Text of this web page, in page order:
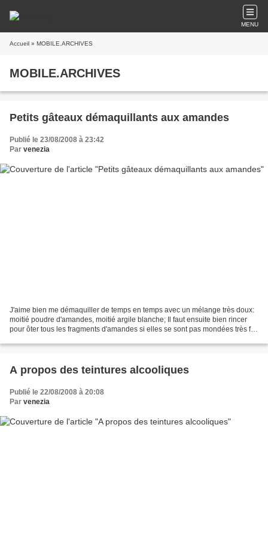
MENU
Accueil » MOBILE.ARCHIVES
MOBILE.ARCHIVES
Petits gâteaux démaquillants aux amandes
Publié le 23/08/2008 à 23:42
Par venezia
J'aime bien me démaquiller de temps en temps avec un mélange très doux:
moitié poudre d'amandes, moitié argile blanche; Il faut ensuite bien rincer
pour ôter tous les fragments d'amandes si elles se sont pas mondées très fin.
A propos des teintures alcooliques
Publié le 22/08/2008 à 20:08
Par venezia